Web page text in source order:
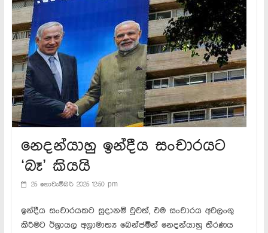
නෙදන්යාහු ඉන්දීය සංචාරයට
‘බෑ’ කියයි
25 නොවැම්බර් 2025 12:50 pm
ඉන්දීය සංචාරයකට සූදානම් වුවත්, එම සංචාරය අවලංගු
කිරීමට ඊශ්‍රායල අග්‍රාමාත්‍ය බෙන්ජමින් නෙදන්යාහු තීරණය